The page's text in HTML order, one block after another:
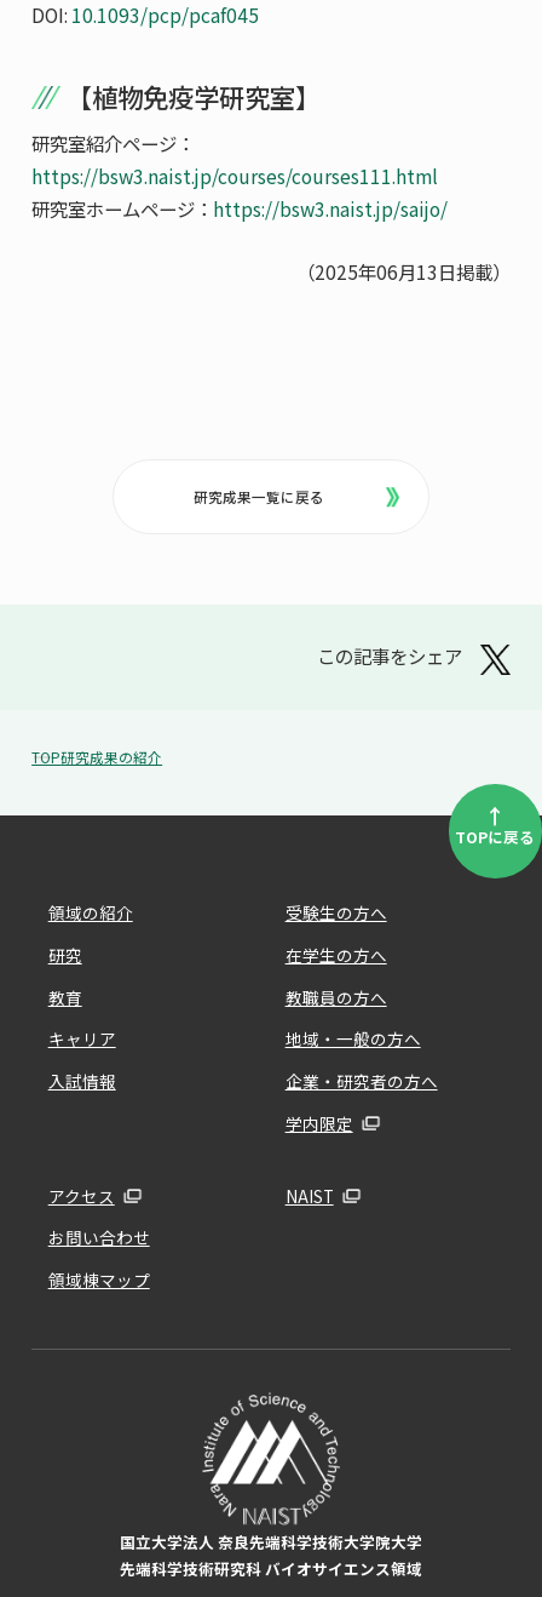
DOI: 10.1093/pcp/pcaf045
【植物免疫学研究室】
研究室紹介ページ：
https://bsw3.naist.jp/courses/courses111.html
研究室ホームページ： https://bsw3.naist.jp/saijo/
（2025年06月13日掲載）
研究成果一覧に戻る
この記事をシェア
TOP研究成果の紹介
↑
TOPに戻る
領域の紹介
研究
教育
キャリア
入試情報
受験生の方へ
在学生の方へ
教職員の方へ
地域・一般の方へ
企業・研究者の方へ
学内限定
アクセス
お問い合わせ
領域棟マップ
NAIST
国立大学法人 奈良先端科学技術大学院大学
先端科学技術研究科 バイオサイエンス領域